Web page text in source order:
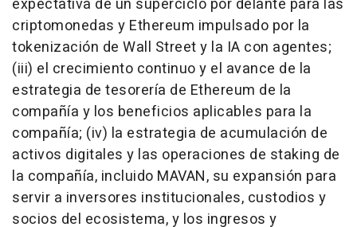
expectativa de un superciclo por delante para las
criptomonedas y Ethereum impulsado por la
tokenización de Wall Street y la IA con agentes;
(iii) el crecimiento continuo y el avance de la
estrategia de tesorería de Ethereum de la
compañía y los beneficios aplicables para la
compañía; (iv) la estrategia de acumulación de
activos digitales y las operaciones de staking de
la compañía, incluido MAVAN, su expansión para
servir a inversores institucionales, custodios y
socios del ecosistema, y los ingresos y